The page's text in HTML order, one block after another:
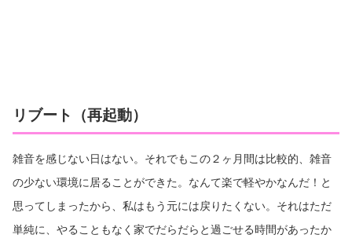
リブート（再起動）
雑音を感じない日はない。それでもこの２ヶ月間は比較的、雑音
の少ない環境に居ることができた。なんて楽で軽やかなんだ！と
思ってしまったから、私はもう元には戻りたくない。それはただ
単純に、やることもなく家でだらだらと過ごせる時間があったか